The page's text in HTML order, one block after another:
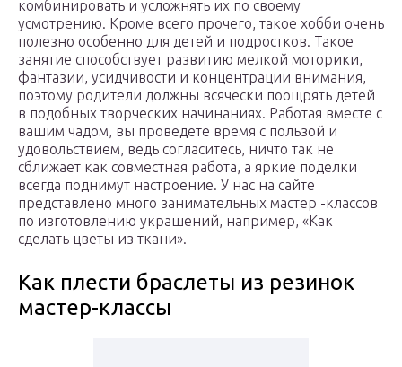
комбинировать и усложнять их по своему
усмотрению. Кроме всего прочего, такое хобби очень
полезно особенно для детей и подростков. Такое
занятие способствует развитию мелкой моторики,
фантазии, усидчивости и концентрации внимания,
поэтому родители должны всячески поощрять детей
в подобных творческих начинаниях. Работая вместе с
вашим чадом, вы проведете время с пользой и
удовольствием, ведь согласитесь, ничто так не
сближает как совместная работа, а яркие поделки
всегда поднимут настроение. У нас на сайте
представлено много занимательных мастер -классов
по изготовлению украшений, например, «Как
сделать цветы из ткани».
Как плести браслеты из резинок
мастер-классы